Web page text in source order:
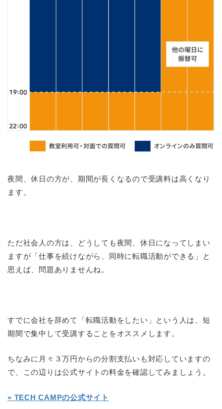
夜間、休日の方が、期間が長くなるので受講料は高くなり
ます。
ただ社会人の方は、どうしても夜間、休日になってしまい
ますが「仕事を続けながら、同時に転職活動ができる」と
思えば、問題ありませんね。
すでに会社を辞めて「転職活動をしたい」という人は、短
期間で集中して受講することをオススメします。
ちなみに月々３万円からの分割支払いも対応していますの
で、この辺りは公式サイトの料金を確認してみましょう。
» TECH CAMPの公式サイト